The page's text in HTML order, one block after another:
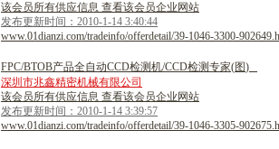
该会员所有供应信息 查看该会员企业网站
发布更新时间：2010-1-14 3:40:44
www.01dianzi.com/tradeinfo/offerdetail/39-1046-3300-
FPC/BTOB产品全自动CCD检测机/CCD检测专家(图)
深圳市兆鑫精密机械有限公司
该会员所有供应信息 查看该会员企业网站
发布更新时间：2010-1-14 3:39:57
www.01dianzi.com/tradeinfo/offerdetail/39-1046-3305-